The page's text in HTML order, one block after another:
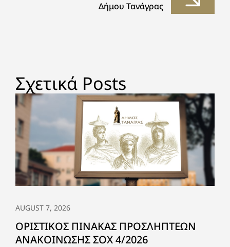
Δήμου Τανάγρας
Σχετικά Posts
AUGUST 7, 2026
ΟΡΙΣΤΙΚΟΣ ΠΙΝΑΚΑΣ ΠΡΟΣΛΗΠΤΕΩΝ
ΑΝΑΚΟΙΝΩΣΗΣ ΣΟΧ 4/2026